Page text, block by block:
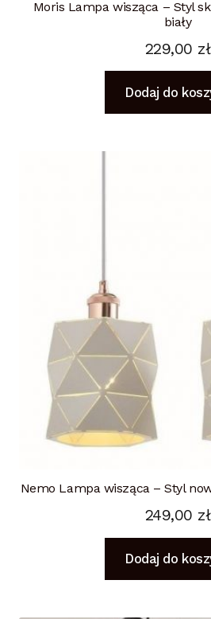
Moris Lampa wisząca – Styl
biały
229,00 zł
Dodaj do
Nemo Lampa wisząca – Styl
249,00 zł
Dodaj do